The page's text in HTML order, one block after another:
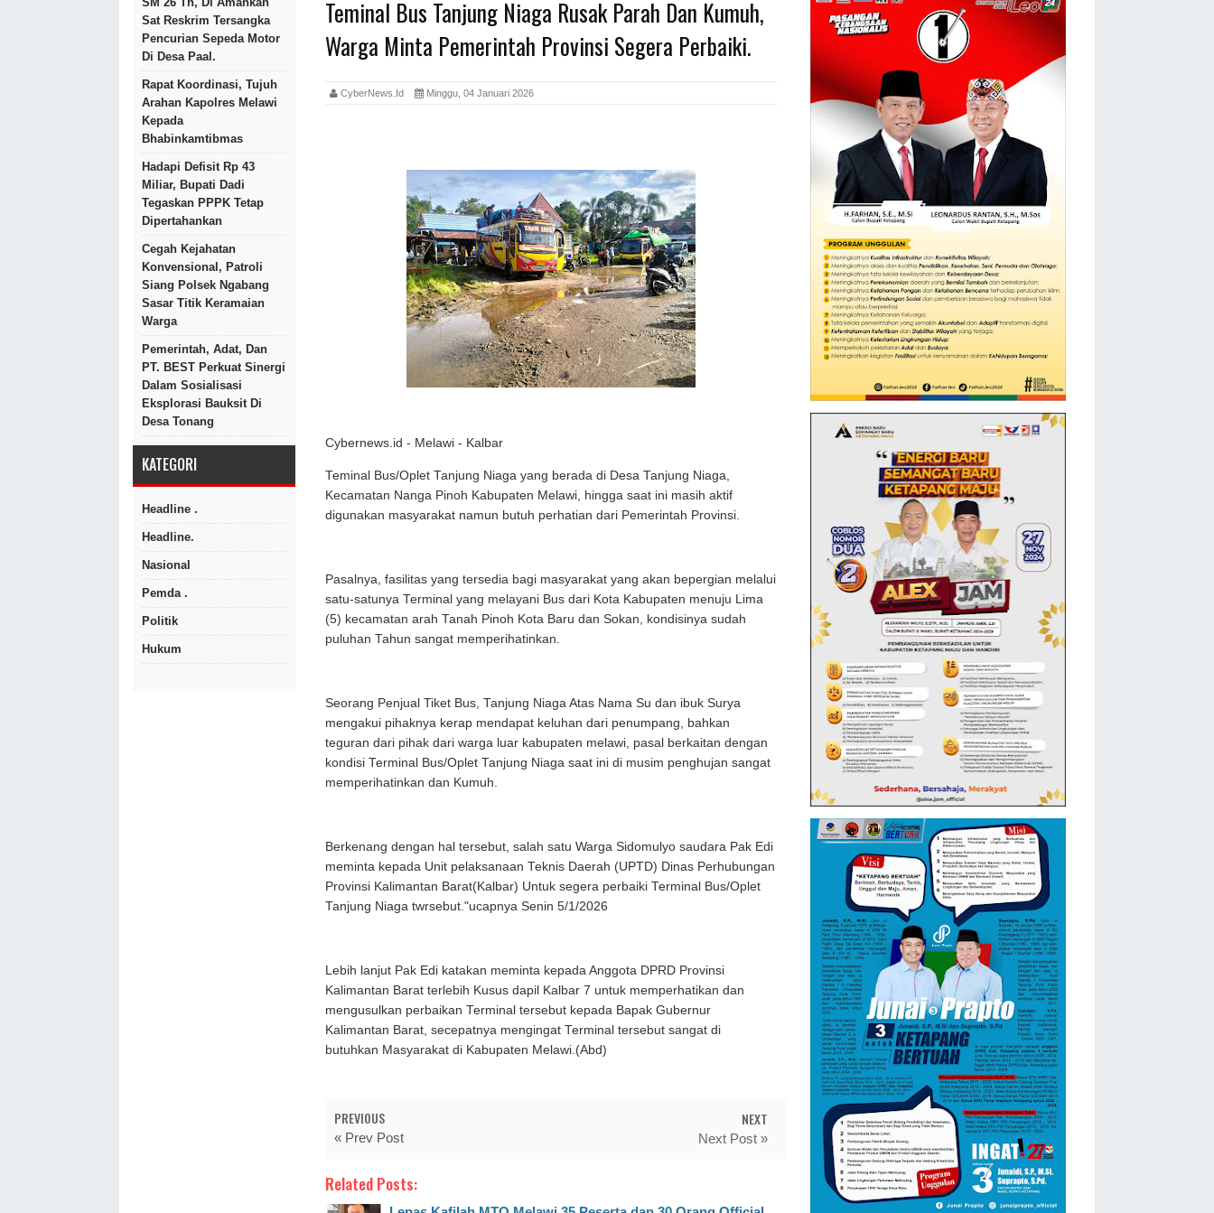
Sat Reskrim Tersangka
Pencurian Sepeda Motor
Di Desa Paal.
Rapat Koordinasi, Tujuh
Arahan Kapolres Melawi
Kepada
Bhabinkamtibmas
Hadapi Defisit Rp 43
Miliar, Bupati Dadi
Tegaskan PPPK Tetap
Dipertahankan
Cegah Kejahatan
Konvensional, Patroli
Siang Polsek Ngabang
Sasar Titik Keramaian
Warga
Pemerintah, Adat, Dan
PT. BEST Perkuat Sinergi
Dalam Sosialisasi
Eksplorasi Bauksit Di
Desa Tonang
KATEGORI
Headline .
Headline.
Nasional
Pemda .
Politik
Hukum
Teminal Bus Tanjung Niaga Rusak Parah Dan Kumuh,
Warga Minta Pemerintah Provinsi Segera Perbaiki.
CyberNews.id Minggu, 04 Januari 2026
Cybernews.id - Melawi - Kalbar
Teminal Bus/Oplet Tanjung Niaga yang berada di Desa Tanjung Niaga,
Kecamatan Nanga Pinoh Kabupaten Melawi, hingga saat ini masih aktif
digunakan masyarakat namun butuh perhatian dari Pemerintah Provinsi.
Pasalnya, fasilitas yang tersedia bagi masyarakat yang akan bepergian melalui
satu-satunya Terminal yang melayani Bus dari Kota Kabupaten menuju Lima
(5) kecamatan arah Tanah Pinoh Kota Baru dan Sokan, kondisinya sudah
puluhan Tahun sangat memperihatinkan.
Seorang Penjual Tiket Bus, Tanjung Niaga Atas Nama Su dan ibuk Surya
mengakui pihaknya kerap mendapat keluhan dari penumpang, bahkan
teguran dari pihak dari warga luar kabupaten melawi, pasal berkaitan dengan
kondisi Terminal Bus/Oplet Tanjung Niaga saat ini di musim penghujan sangat
memperihatinkan dan Kumuh.
Berkenang dengan hal tersebut, salah satu Warga Sidomulyo saudara Pak Edi
meminta kepada Unit pelaksanaan Teknis Daerah (UPTD) Dinas Perhubungan
Provinsi Kalimantan Barat(Kalbar) Untuk segera perbaiki Terminal Bus/Oplet
Tanjung Niaga twrsebut."ucapnya Senin 5/1/2026
Lebih lanjut Pak Edi katakan meminta kepada Anggota DPRD Provinsi
Kalimantan Barat terlebih Kusus dapil Kalbar 7 untuk memperhatikan dan
mengusulkan perbaikan Terminal tersebut kepada Bapak Gubernur
Kalimantan Barat, secepatnya mengingat Terminal tersebut sangat di
butuhkan Masyarakat di Kabupaten Melawi.(Abd)
PREVIOUS
« Prev Post
NEXT
Next Post »
Related Posts: